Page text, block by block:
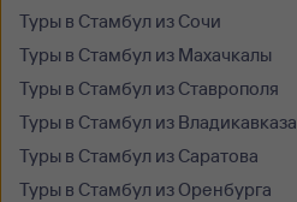
Туры в Стамбул из Сочи
Туры в Стамбул из Махачкалы
Туры в Стамбул из Ставрополя
Туры в Стамбул из Владикавказа
Туры в Стамбул из Саратова
Туры в Стамбул из Оренбурга